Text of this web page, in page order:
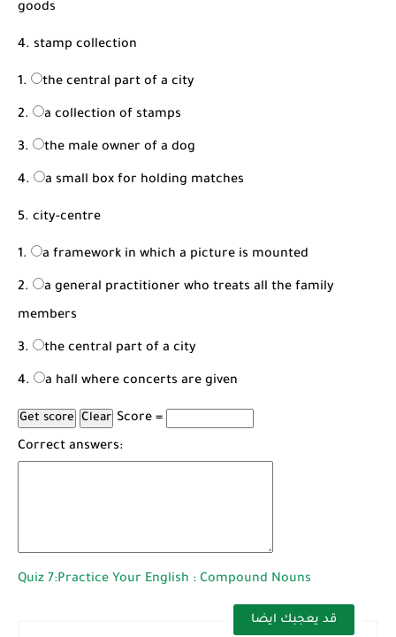
goods
4. stamp collection
the central part of a city
a collection of stamps
the male owner of a dog
a small box for holding matches
5. city-centre
a framework in which a picture is mounted
a general practitioner who treats all the family
members
the central part of a city
a hall where concerts are given
Score =
Correct answers:
Quiz 7:Practice Your English : Compound Nouns
قد يعجبك ايضا